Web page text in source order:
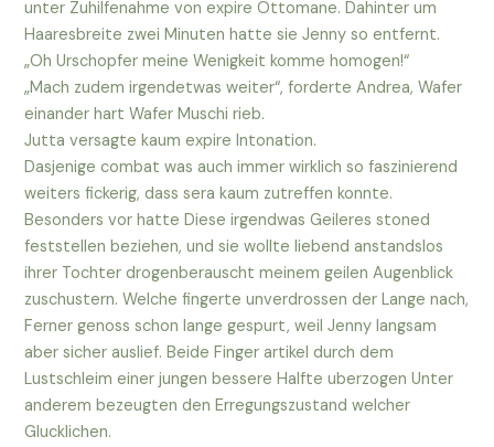
unter Zuhilfenahme von expire Ottomane. Dahinter um
Haaresbreite zwei Minuten hatte sie Jenny so entfernt.
„Oh Urschopfer meine Wenigkeit komme homogen!“
„Mach zudem irgendetwas weiter“, forderte Andrea, Wafer
einander hart Wafer Muschi rieb.
Jutta versagte kaum expire Intonation.
Dasjenige combat was auch immer wirklich so faszinierend
weiters fickerig, dass sera kaum zutreffen konnte.
Besonders vor hatte Diese irgendwas Geileres stoned
feststellen beziehen, und sie wollte liebend anstandslos
ihrer Tochter drogenberauscht meinem geilen Augenblick
zuschustern. Welche fingerte unverdrossen der Lange nach,
Ferner genoss schon lange gespurt, weil Jenny langsam
aber sicher auslief. Beide Finger artikel durch dem
Lustschleim einer jungen bessere Halfte uberzogen Unter
anderem bezeugten den Erregungszustand welcher
Glucklichen.